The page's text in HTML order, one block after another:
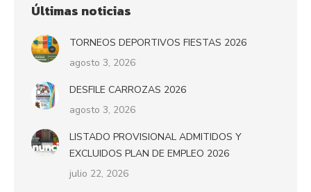
Últimas noticias
TORNEOS DEPORTIVOS FIESTAS 2026
agosto 3, 2026
DESFILE CARROZAS 2026
agosto 3, 2026
LISTADO PROVISIONAL ADMITIDOS Y
EXCLUIDOS PLAN DE EMPLEO 2026
julio 22, 2026